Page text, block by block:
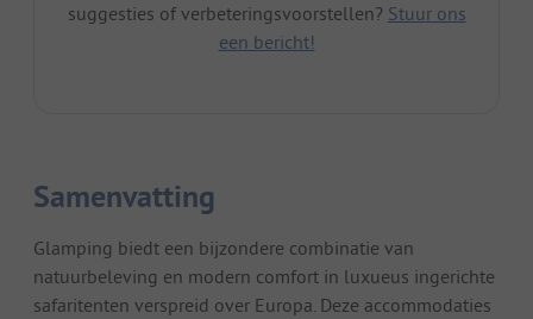
suggesties of verbeteringsvoorstellen? Stuur ons
een bericht!
Samenvatting
Glamping biedt een bijzondere combinatie van
natuurbeleving en modern comfort in luxueus ingerichte
safaritenten verspreid over Europa. Deze accommodaties